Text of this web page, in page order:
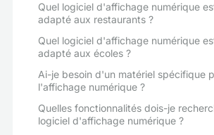
Quel logiciel d'affichage numérique
adapté aux restaurants ?
Quel logiciel d'affichage numérique
adapté aux écoles ?
Ai-je besoin d'un matériel spécifique
l'affichage numérique ?
Quelles fonctionnalités dois-je
logiciel d'affichage numérique ?